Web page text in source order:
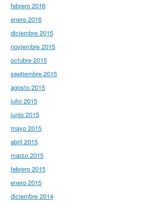
febrero 2016
enero 2016
diciembre 2015
noviembre 2015
octubre 2015
septiembre 2015
agosto 2015
julio 2015
junio 2015
mayo 2015
abril 2015
marzo 2015
febrero 2015
enero 2015
diciembre 2014